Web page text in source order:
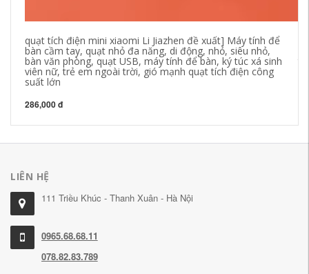
quạt tích điện mini xiaomi Li Jiazhen đề xuất] Máy tính để
bàn cầm tay, quạt nhỏ đa năng, di động, nhỏ, siêu nhỏ,
bàn văn phòng, quạt USB, máy tính để bàn, ký túc xá sinh
viên nữ, trẻ em ngoài trời, gió mạnh quạt tích điện công
suất lớn
286,000 đ
LIÊN HỆ
111 Triều Khúc - Thanh Xuân - Hà Nội
0965.68.68.11
078.82.83.789